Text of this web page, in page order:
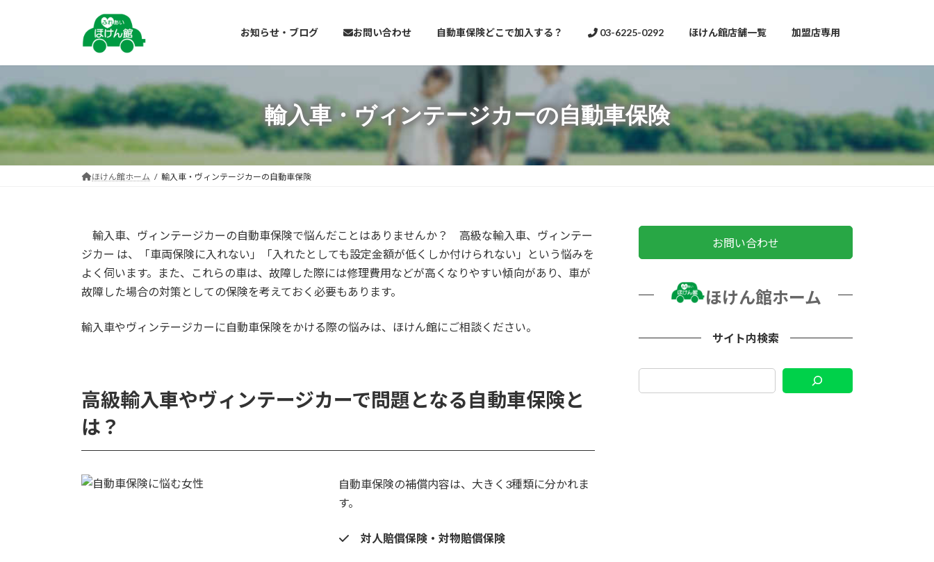
へ
ス
キ
ッ
ョ
ン
に
移
お知らせ・ブログ お問い合わせ 自動車保険どこで加入する？ 03-6225-0292 ほけん館店舗一覧 加盟店専用
輸入車・ヴィンテージカーの自動車保険
ほけん館ホーム 輸入車・ヴィンテージカーの自動車保険
輸入車、ヴィンテージカーの自動車保険で悩んだことはありませんか？ 高級な輸入車、ヴィンテー
ジカー は、「車両保険に入れない」「入れたとしても設定金額が低くしか付けられない」という悩みを
よく伺います。また、これらの車は、故障した際には修理費用などが高くなりやすい傾向があり、車が
故障した場合の対策としての保険を考えておく必要もあります。
輸入車やヴィンテージカーに自動車保険をかける際の悩みは、ほけん館にご相談ください。
高級輸入車やヴィンテージカーで問題となる自動車保険と
は？
自動車保険の補償内容は、大きく3種類に分かれま
す。
対人賠償保険・対物賠償保険
お問い合わせ
ほけん館ホーム
サイト内検索